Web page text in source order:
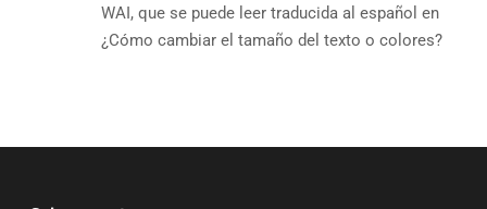
WAI, que se puede leer traducida al español en
¿Cómo cambiar el tamaño del texto o colores?